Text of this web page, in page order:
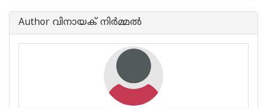
Author വിനായക് നിര്‍മ്മല്‍